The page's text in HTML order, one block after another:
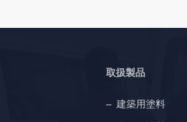
取扱製品
建築用塗料